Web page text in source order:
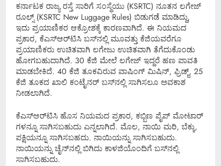
ಕರ್ನಾಟಕ ರಾಜ್ಯ ರಸ್ತೆ ಸಾರಿಗೆ ಸಂಸ್ಥೆಯು (KSRTC) ನೂತನ ಲಗೇಜ್
ರೂಲ್ಸ್ (KSRTC New Luggage Rules) ಬಿಡುಗಡೆ ಮಾಡಿದ್ದು,
ಇದು ಪ್ರಯಾಣಿಕರ ಆಕ್ರೋಶಕ್ಕೆ ಕಾರಣವಾಗಿದೆ. ಈ ನಿಯಮದ
ಪ್ರಕಾರ, ಕೆಎಸ್​ಆರ್​ಟಿಸಿ ಬಸ್​​ನಲ್ಲಿ ಮೂವತ್ತು ಕೆಜಿಯವರೆಗೂ
ಪ್ರಯಾಣಿಕರು ಉಚಿತವಾಗಿ ಲಗೇಜು ಉಚಿತವಾಗಿ ತೆಗೆದುಕೊಂಡು
ಹೋಗಬಹುದಾಗಿದೆ. 30 ಕೆಜಿ ಮೇಲೆ ಲಗೇಜ್ ಇದ್ದರೆ ಹಣ ಪಾವತಿ
ಮಾಡಬೇಕಿದೆ. 40 ಕೆಜಿ ತೂಕವಿರುವ ವಾಷಿಂಗ್ ಮಿಷಿನ್, ಫ್ರಿಡ್ಜ್, 25
ಕೆಜಿ ತೂಕದ ಖಾಲಿ ಕಂಟೈನರ್ ಬಸ್​​ನಲ್ಲಿ ಸಾಗಿಸಲೂ ಅವಕಾಶ
ನೀಡಲಾಗಿದೆ.
ಕೆಎಸ್​ಆರ್​ಟಿಸಿ ಹೊಸ ನಿಯಮದ ಪ್ರಕಾರ, ಕಬ್ಬಿಣ ಪೈಪ್ ಮೋಟಾರ್​
ಗಳನ್ನೂ ಸಾಗಿಸಬಹುದು ಎನ್ನಲಾಗಿದೆ. ಮೊಲ, ನಾಯಿ ಮರಿ, ಬೆಕ್ಕು,
ಪಕ್ಷಿಯನ್ನೂ ಸಾಗಿಸಬಹದು. ನಾಯಿಯನ್ನು ಸಾಗಿಸಬಹುದು.
ನಾಯಿಯನ್ನು ಚೈನ್​ನಲ್ಲಿ ಬಿಗಿದು ಕಾಳಜಿಯೊಂದಿಗೆ ಬಸ್​​ನಲ್ಲಿ
ಸಾಗಿಸಬಹುದು.